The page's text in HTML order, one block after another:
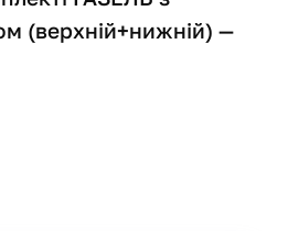
(верхній+нижній) —